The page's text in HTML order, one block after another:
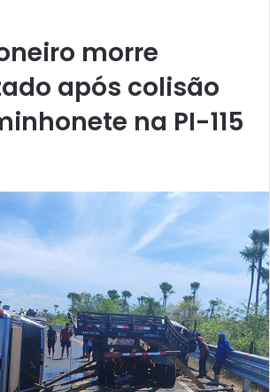
morre
após colisão
na PI-115